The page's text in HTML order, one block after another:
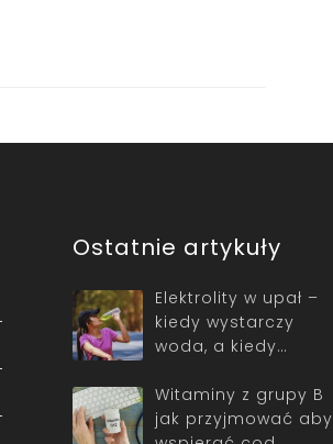
Ostatnie artykuły
Elektrolity w upał –
kiedy wystarczy
woda, a kiedy…
Witaminy z grupy B
jak przyjmować aby